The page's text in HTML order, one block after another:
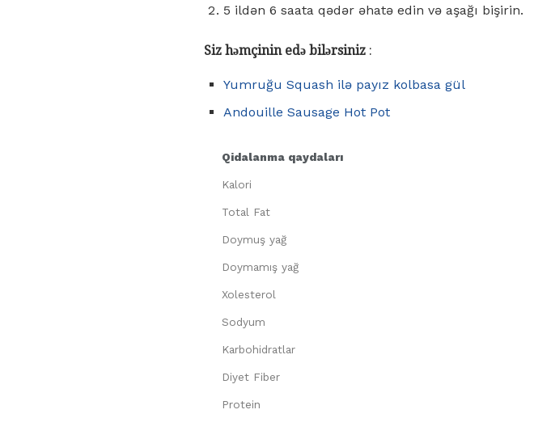
5 ildən 6 saata qədər əhatə edin və aşağı bişirin.
Siz həmçinin edə bilərsiniz :
Yumruğu Squash ilə payız kolbasa gül
Andouille Sausage Hot Pot
Qidalanma qaydaları
Kalori
Total Fat
Doymuş yağ
Doymamış yağ
Xolesterol
Sodyum
Karbohidratlar
Diyet Fiber
Protein